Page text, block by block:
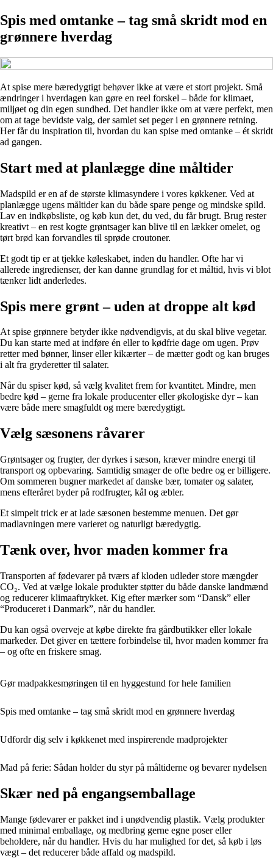
Spis med omtanke – tag små skridt mod en
grønnere hverdag
At spise mere bæredygtigt behøver ikke at være et stort projekt. Små
ændringer i hverdagen kan gøre en reel forskel – både for klimaet,
miljøet og din egen sundhed. Det handler ikke om at være perfekt, men
om at tage bevidste valg, der samlet set peger i en grønnere retning.
Her får du inspiration til, hvordan du kan spise med omtanke – ét skridt
ad gangen.
Start med at planlægge dine måltider
Madspild er en af de største klimasyndere i vores køkkener. Ved at
planlægge ugens måltider kan du både spare penge og mindske spild.
Lav en indkøbsliste, og køb kun det, du ved, du får brugt. Brug rester
kreativt – en rest kogte grøntsager kan blive til en lækker omelet, og
tørt brød kan forvandles til sprøde croutoner.
Et godt tip er at tjekke køleskabet, inden du handler. Ofte har vi
allerede ingredienser, der kan danne grundlag for et måltid, hvis vi blot
tænker lidt anderledes.
Spis mere grønt – uden at droppe alt kød
At spise grønnere betyder ikke nødvendigvis, at du skal blive vegetar.
Du kan starte med at indføre én eller to kødfrie dage om ugen. Prøv
retter med bønner, linser eller kikærter – de mætter godt og kan bruges
i alt fra gryderetter til salater.
Når du spiser kød, så vælg kvalitet frem for kvantitet. Mindre, men
bedre kød – gerne fra lokale producenter eller økologiske dyr – kan
være både mere smagfuldt og mere bæredygtigt.
Vælg sæsonens råvarer
Grøntsager og frugter, der dyrkes i sæson, kræver mindre energi til
transport og opbevaring. Samtidig smager de ofte bedre og er billigere.
Om sommeren bugner markedet af danske bær, tomater og salater,
mens efteråret byder på rodfrugter, kål og æbler.
Et simpelt trick er at lade sæsonen bestemme menuen. Det gør
madlavningen mere varieret og naturligt bæredygtig.
Tænk over, hvor maden kommer fra
Transporten af fødevarer på tværs af kloden udleder store mængder
CO₂. Ved at vælge lokale produkter støtter du både danske landmænd
og reducerer klimaaftrykket. Kig efter mærker som “Dansk” eller
“Produceret i Danmark”, når du handler.
Du kan også overveje at købe direkte fra gårdbutikker eller lokale
markeder. Det giver en tættere forbindelse til, hvor maden kommer fra
– og ofte en friskere smag.
Gør madpakkesmøringen til en hyggestund for hele familien
Spis med omtanke – tag små skridt mod en grønnere hverdag
Udfordr dig selv i køkkenet med inspirerende madprojekter
Mad på ferie: Sådan holder du styr på måltiderne og bevarer nydelsen
Skær ned på engangsemballage
Mange fødevarer er pakket ind i unødvendig plastik. Vælg produkter
med minimal emballage, og medbring gerne egne poser eller
beholdere, når du handler. Hvis du har mulighed for det, så køb i løs
vægt – det reducerer både affald og madspild.